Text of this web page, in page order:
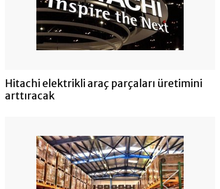
Hitachi elektrikli araç parçaları üretimini
arttıracak